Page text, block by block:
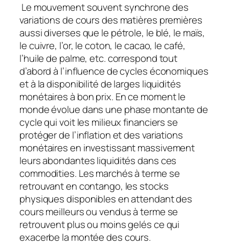
Le mouvement souvent synchrone des
variations de cours des matières premières
aussi diverses que le pétrole, le blé, le maïs,
le cuivre, l’or, le coton, le cacao, le café,
l’huile de palme, etc. correspond tout
d’abord à l’influence de cycles économiques
et à la disponibilité de larges liquidités
monétaires à bon prix. En ce moment le
monde évolue dans une phase montante de
cycle qui voit les milieux financiers se
protéger de l’inflation et des variations
monétaires en investissant massivement
leurs abondantes liquidités dans ces
commodities. Les marchés à terme se
retrouvant en contango, les stocks
physiques disponibles en attendant des
cours meilleurs ou vendus à terme se
retrouvent plus ou moins gelés ce qui
exacerbe la montée des cours.